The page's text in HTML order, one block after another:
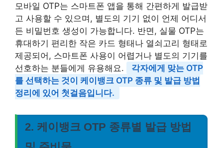
모바일 OTP는 스마트폰 앱을 통해 간편하게 발급받
고 사용할 수 있으며, 별도의 기기 없이 언제 어디서
든 비밀번호 생성이 가능합니다. 반면, 실물 OTP는
휴대하기 편리한 작은 카드 형태나 열쇠고리 형태로
제공되어, 스마트폰 사용이 어렵거나 별도의 기기를
선호하는 분들에게 유용해요.
각자에게 맞는 OTP
를 선택하는 것이 케이뱅크 OTP 종류 및 발급 방법
정리에 있어 첫걸음입니다.
2. 케이뱅크 OTP 종류별 발급 방법